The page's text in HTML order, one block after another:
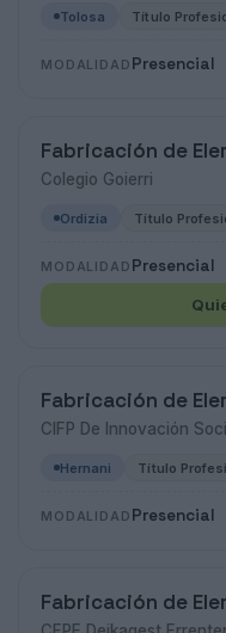
Tolosa Título
MODALIDAD Presencial
Fabricación de
Colegio Goierri
Ordizia Título
MODALIDAD Presencial
Fabricación de
CIFP De Innovación
Hernani Título
MODALIDAD Presencial
Fabricación de